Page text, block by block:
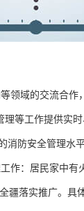
领域的交流合作
等工作提供实
消防安全管理水
作：居民家中有
疆落实推广。具